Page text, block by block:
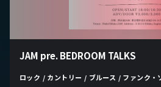
JAM pre. BEDROOM TALKS
ロック / カントリー / ブルース / ファンク・